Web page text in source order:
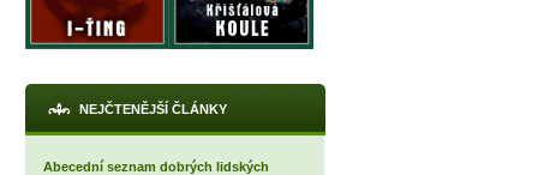
NEJČTENĚJŠÍ ČLÁNKY
Abecední seznam dobrých lidských